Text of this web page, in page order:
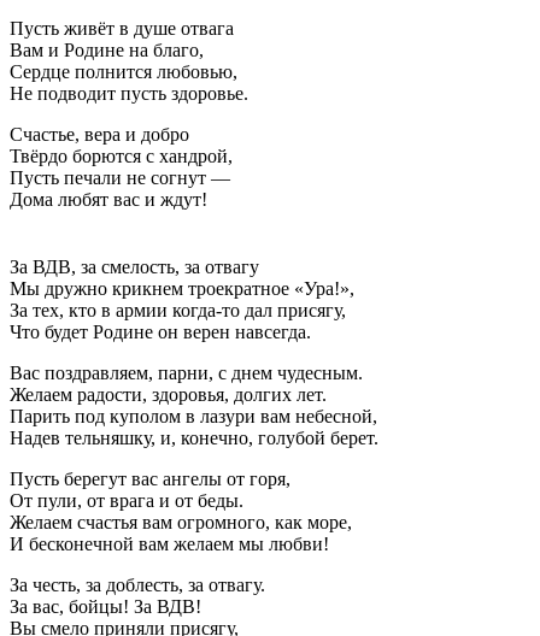
Пусть живёт в душе отвага
Вам и Родине на благо,
Сердце полнится любовью,
Не подводит пусть здоровье.
Счастье, вера и добро
Твёрдо борются с хандрой,
Пусть печали не согнут —
Дома любят вас и ждут!
За ВДВ, за смелость, за отвагу
Мы дружно крикнем троекратное «Ура!»,
За тех, кто в армии когда-то дал присягу,
Что будет Родине он верен навсегда.
Вас поздравляем, парни, с днем чудесным.
Желаем радости, здоровья, долгих лет.
Парить под куполом в лазури вам небесной,
Надев тельняшку, и, конечно, голубой берет.
Пусть берегут вас ангелы от горя,
От пули, от врага и от беды.
Желаем счастья вам огромного, как море,
И бесконечной вам желаем мы любви!
За честь, за доблесть, за отвагу.
За вас, бойцы! За ВДВ!
Вы смело приняли присягу,